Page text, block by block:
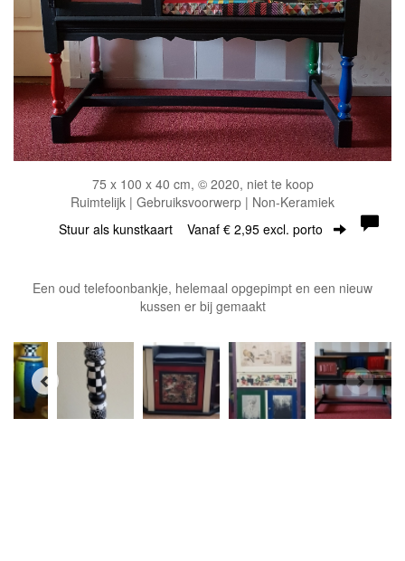
75 x 100 x 40 cm, © 2020, niet te koop
Ruimtelijk | Gebruiksvoorwerp | Non-Keramiek
Stuur als kunstkaart Vanaf € 2,95 excl. porto
Een oud telefoonbankje, helemaal opgepimpt en een nieuw
kussen er bij gemaakt